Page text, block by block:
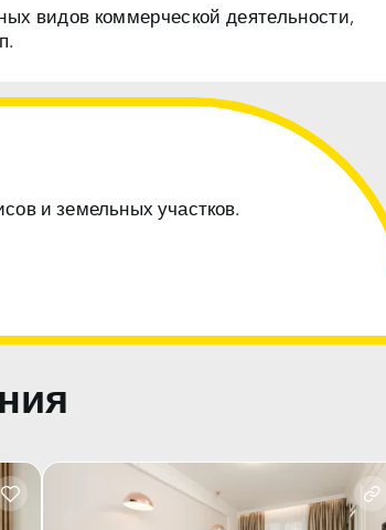
видов коммерческой деятельности,
и земельных участков.